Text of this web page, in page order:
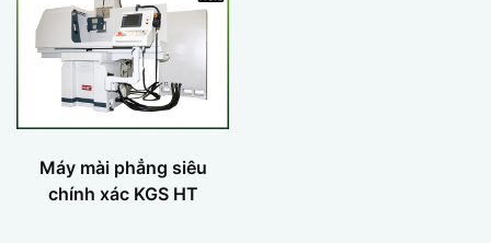
Máy mài phẳng siêu
chính xác KGS HT